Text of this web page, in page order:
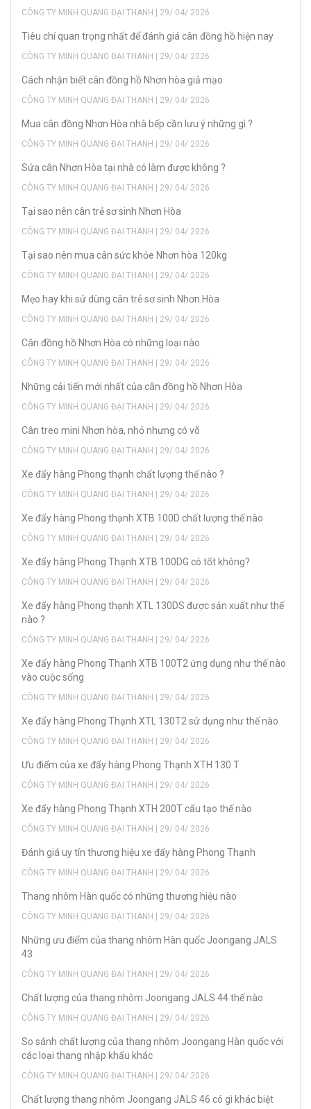
CÔNG TY MINH QUANG ĐẠI THANH | 29/ 04/ 2026
Tiêu chí quan trọng nhất để đánh giá cân đồng hồ hiện nay
CÔNG TY MINH QUANG ĐẠI THANH | 29/ 04/ 2026
Cách nhận biết cân đồng hồ Nhơn hòa giả mạo
CÔNG TY MINH QUANG ĐẠI THANH | 29/ 04/ 2026
Mua cân đồng Nhơn Hòa nhà bếp cần lưu ý những gì ?
CÔNG TY MINH QUANG ĐẠI THANH | 29/ 04/ 2026
Sửa cân Nhơn Hòa tại nhà có làm được không ?
CÔNG TY MINH QUANG ĐẠI THANH | 29/ 04/ 2026
Tại sao nên cân trẻ sơ sinh Nhơn Hòa
CÔNG TY MINH QUANG ĐẠI THANH | 29/ 04/ 2026
Tại sao nên mua cân sức khỏe Nhơn hòa 120kg
CÔNG TY MINH QUANG ĐẠI THANH | 29/ 04/ 2026
Mẹo hay khi sử dùng cân trẻ sơ sinh Nhơn Hòa
CÔNG TY MINH QUANG ĐẠI THANH | 29/ 04/ 2026
Cân đồng hồ Nhơn Hòa có những loại nào
CÔNG TY MINH QUANG ĐẠI THANH | 29/ 04/ 2026
Những cải tiến mới nhất của cân đồng hồ Nhơn Hòa
CÔNG TY MINH QUANG ĐẠI THANH | 29/ 04/ 2026
Cân treo mini Nhơn hòa, nhỏ nhưng có võ
CÔNG TY MINH QUANG ĐẠI THANH | 29/ 04/ 2026
Xe đẩy hàng Phong thạnh chất lượng thế nào ?
CÔNG TY MINH QUANG ĐẠI THANH | 29/ 04/ 2026
Xe đẩy hàng Phong thạnh XTB 100D chất lượng thế nào
CÔNG TY MINH QUANG ĐẠI THANH | 29/ 04/ 2026
Xe đẩy hàng Phong Thạnh XTB 100DG có tốt không?
CÔNG TY MINH QUANG ĐẠI THANH | 29/ 04/ 2026
Xe đẩy hàng Phong thạnh XTL 130DS được sản xuất như thế
nào ?
CÔNG TY MINH QUANG ĐẠI THANH | 29/ 04/ 2026
Xe đẩy hàng Phong Thạnh XTB 100T2 ứng dụng như thế nào
vào cuộc sống
CÔNG TY MINH QUANG ĐẠI THANH | 29/ 04/ 2026
Xe đẩy hàng Phong Thạnh XTL 130T2 sử dụng như thế nào
CÔNG TY MINH QUANG ĐẠI THANH | 29/ 04/ 2026
Ưu điểm của xe đẩy hàng Phong Thạnh XTH 130 T
CÔNG TY MINH QUANG ĐẠI THANH | 29/ 04/ 2026
Xe đẩy hàng Phong Thạnh XTH 200T cấu tạo thế nào
CÔNG TY MINH QUANG ĐẠI THANH | 29/ 04/ 2026
Đánh giá uy tín thương hiệu xe đẩy hàng Phong Thạnh
CÔNG TY MINH QUANG ĐẠI THANH | 29/ 04/ 2026
Thang nhôm Hàn quốc có những thương hiệu nào
CÔNG TY MINH QUANG ĐẠI THANH | 29/ 04/ 2026
Những ưu điểm của thang nhôm Hàn quốc Joongang JALS
43
CÔNG TY MINH QUANG ĐẠI THANH | 29/ 04/ 2026
Chất lượng của thang nhôm Joongang JALS 44 thế nào
CÔNG TY MINH QUANG ĐẠI THANH | 29/ 04/ 2026
So sánh chất lượng của thang nhôm Joongang Hàn quốc với
các loại thang nhập khẩu khác
CÔNG TY MINH QUANG ĐẠI THANH | 29/ 04/ 2026
Chất lượng thang nhôm Joongang JALS 46 có gì khác biệt